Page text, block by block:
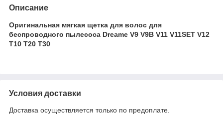
Описание
Оригинальная мягкая щетка для волос для
беспроводного пылесоса Dreame V9 V9B V11 V11SET V12
T10 T20 T30
Условия доставки
Доставка осуществляется только по предоплате.